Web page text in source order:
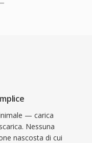
— carica
Nessuna
nascosta di cui